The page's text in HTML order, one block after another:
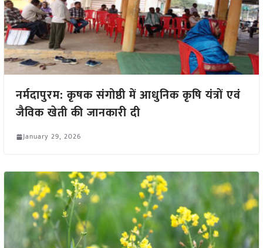
नर्मदापुरम: कृषक संगोष्ठी में आधुनिक कृषि यंत्रों एवं
जैविक खेती की जानकारी दी
January 29, 2026